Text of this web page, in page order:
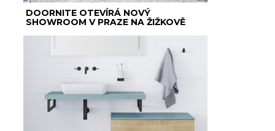
DOORNITE OTEVÍRÁ NOVÝ
SHOWROOM V PRAZE NA ŽIŽKOVĚ